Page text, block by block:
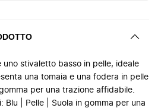
uno stivaletto basso in pelle, ideale
una tomaia e una fodera in pelle
per una trazione affidabile.
Blu | Pelle | Suola in gomma per una